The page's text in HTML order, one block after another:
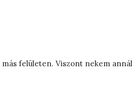
felületen. Viszont nekem